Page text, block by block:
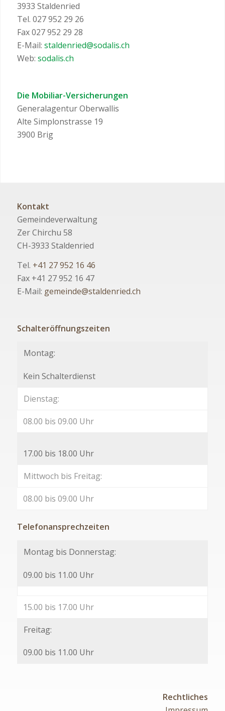
3933 Staldenried
Tel. 027 952 29 26
Fax 027 952 29 28
E-Mail: staldenried@sodalis.ch
Web: sodalis.ch
Die Mobiliar-Versicherungen
Generalagentur Oberwallis
Alte Simplonstrasse 19
3900 Brig
Kontakt
Gemeindeverwaltung
Zer Chirchu 58
CH-3933 Staldenried
Tel. +41 27 952 16 46
Fax +41 27 952 16 47
E-Mail: gemeinde@staldenried.ch
Schalteröffnungszeiten
Montag:
Kein Schalterdienst
Dienstag:
08.00 bis 09.00 Uhr
17.00 bis 18.00 Uhr
Mittwoch bis Freitag:
08.00 bis 09.00 Uhr
Telefonansprechzeiten
Montag bis Donnerstag:
09.00 bis 11.00 Uhr
15.00 bis 17.00 Uhr
Freitag:
09.00 bis 11.00 Uhr
Rechtliches